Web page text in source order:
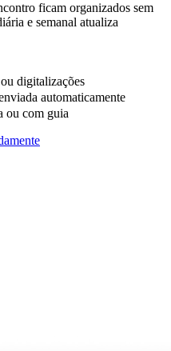
ficam organizados sem
e semanal atualiza
digitalizações
automaticamente
ou com guia